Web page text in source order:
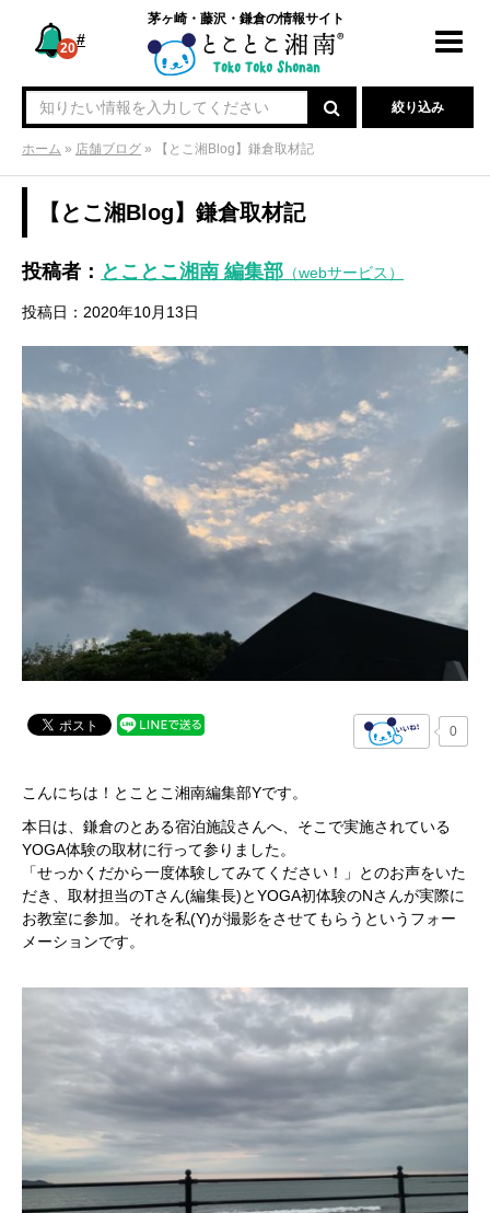
#
20
茅ヶ崎・藤沢・鎌倉の情報サイト
絞り込み
ホーム » 店舗ブログ » 【とこ湘Blog】鎌倉取材記
【とこ湘Blog】鎌倉取材記
投稿者： とことこ湘南 編集部 （webサービス）
投稿日：2020年10月13日
0
こんにちは！とことこ湘南編集部Yです。
本日は、鎌倉のとある宿泊施設さんへ、そこで実施されている
YOGA体験の取材に行って参りました。
「せっかくだから一度体験してみてください！」とのお声をいた
だき、取材担当のTさん(編集長)とYOGA初体験のNさんが実際に
お教室に参加。それを私(Y)が撮影をさせてもらうというフォー
メーションです。